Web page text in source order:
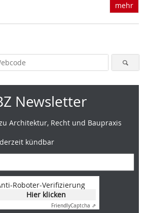
mehr
Newsletter
Architektur, Recht und Baupraxis
kündbar
Roboter-Verifizierung
Hier klicken
FriendlyCaptcha ⇗